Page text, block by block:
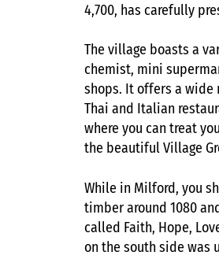
4,700, has carefully
The village boasts a
chemist, mini
shops. It offers a wide
Thai and Italian
where you can treat
the beautiful Village
While in Milford, you
timber around 1080
called Faith, Hope,
on the south side was